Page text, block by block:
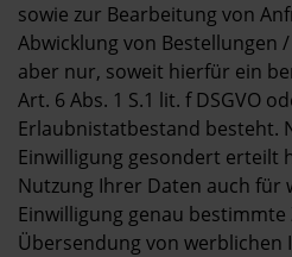
sowie zur Bearbeitung von
Abwicklung von Bestellungen
aber nur, soweit hierfür ein
Art. 6 Abs. 1 S.1 lit. f DSGVO
Erlaubnistatbestand besteht.
Einwilligung gesondert erteilt
Nutzung Ihrer Daten auch für
Einwilligung genau bestimmte
Übersendung von